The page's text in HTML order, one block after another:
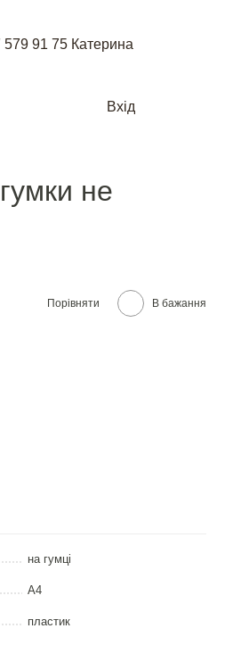
579 91 75 Катерина
Вхід
не
Порівняти В бажання
на гумці
А4
пластик